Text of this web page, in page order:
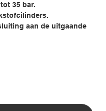
35 bar.
aan de uitgaande